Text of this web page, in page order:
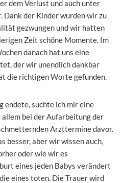
dem Verlust und auch unter
Dank der Kinder wurden wir zu
gezwungen und wir hatten
Zeit schöne Momente. Im
danach hat uns eine
der wir unendlich dankbar
die richtigen Worte gefunden.
endete, suchte ich mir eine
allem bei der Aufarbeitung der
Arzttermine davor.
besser, aber wir wissen auch,
oder wie wir es
eines jeden Babys verändert
eines toten. Die Trauer wird